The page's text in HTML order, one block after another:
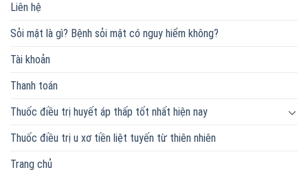
Liên hệ
Sỏi mật là gì? Bệnh sỏi mật có nguy hiểm không?
Tài khoản
Thanh toán
Thuốc điều trị huyết áp thấp tốt nhất hiện nay
Thuốc điều trị u xơ tiền liệt tuyến từ thiên nhiên
Trang chủ